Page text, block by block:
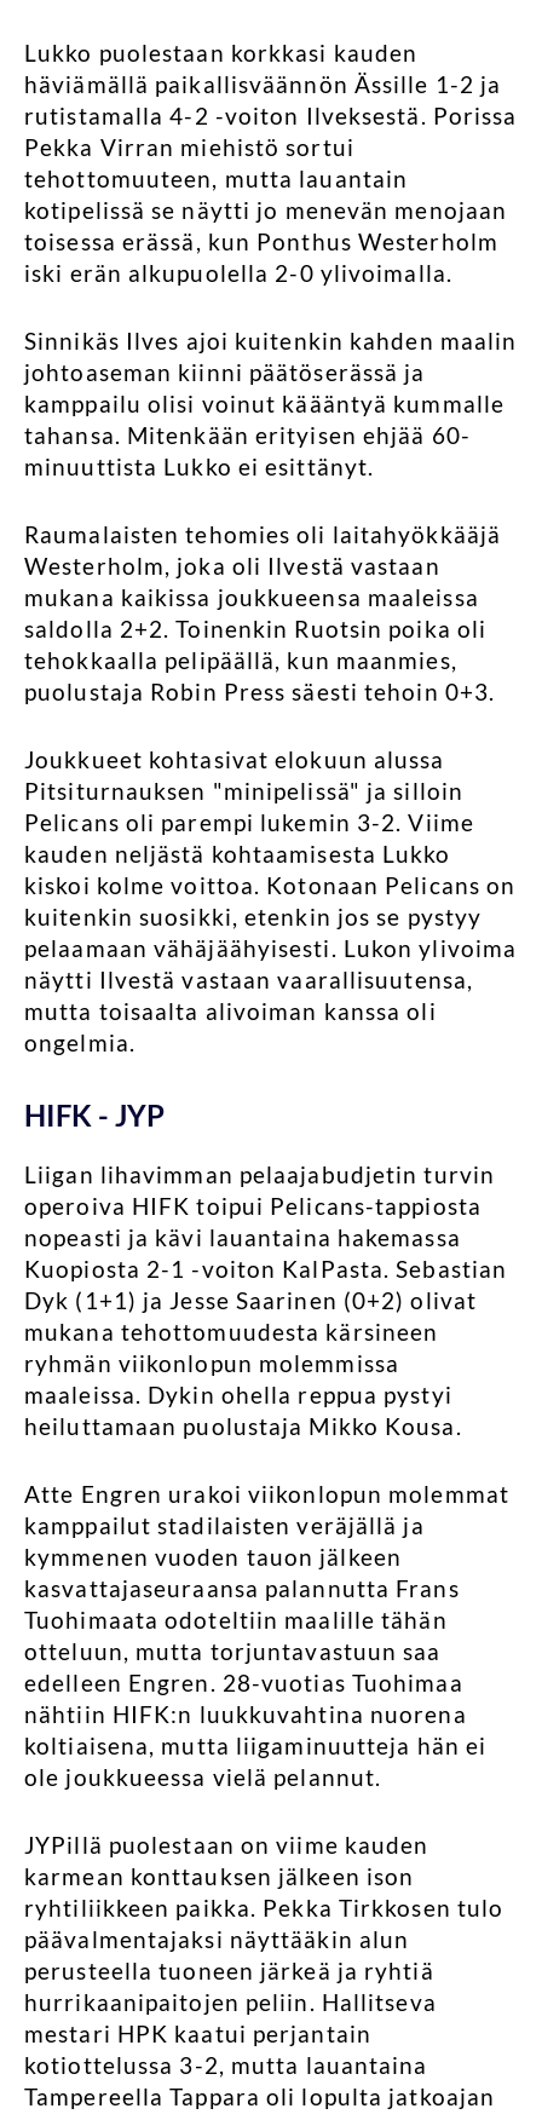
Lukko puolestaan korkkasi kauden
häviämällä paikallisväännön Ässille 1-2 ja
rutistamalla 4-2 -voiton Ilveksestä. Porissa
Pekka Virran miehistö sortui
tehottomuuteen, mutta lauantain
kotipelissä se näytti jo menevän menojaan
toisessa erässä, kun Ponthus Westerholm
iski erän alkupuolella 2-0 ylivoimalla.
Sinnikäs Ilves ajoi kuitenkin kahden maalin
johtoaseman kiinni päätöserässä ja
kamppailu olisi voinut käääntyä kummalle
tahansa. Mitenkään erityisen ehjää 60-
minuuttista Lukko ei esittänyt.
Raumalaisten tehomies oli laitahyökkääjä
Westerholm, joka oli Ilvestä vastaan
mukana kaikissa joukkueensa maaleissa
saldolla 2+2. Toinenkin Ruotsin poika oli
tehokkaalla pelipäällä, kun maanmies,
puolustaja Robin Press säesti tehoin 0+3.
Joukkueet kohtasivat elokuun alussa
Pitsiturnauksen "minipelissä" ja silloin
Pelicans oli parempi lukemin 3-2. Viime
kauden neljästä kohtaamisesta Lukko
kiskoi kolme voittoa. Kotonaan Pelicans on
kuitenkin suosikki, etenkin jos se pystyy
pelaamaan vähäjäähyisesti. Lukon ylivoima
näytti Ilvestä vastaan vaarallisuutensa,
mutta toisaalta alivoiman kanssa oli
ongelmia.
HIFK - JYP
Liigan lihavimman pelaajabudjetin turvin
operoiva HIFK toipui Pelicans-tappiosta
nopeasti ja kävi lauantaina hakemassa
Kuopiosta 2-1 -voiton KalPasta. Sebastian
Dyk (1+1) ja Jesse Saarinen (0+2) olivat
mukana tehottomuudesta kärsineen
ryhmän viikonlopun molemmissa
maaleissa. Dykin ohella reppua pystyi
heiluttamaan puolustaja Mikko Kousa.
Atte Engren urakoi viikonlopun molemmat
kamppailut stadilaisten veräjällä ja
kymmenen vuoden tauon jälkeen
kasvattajaseuraansa palannutta Frans
Tuohimaata odoteltiin maalille tähän
otteluun, mutta torjuntavastuun saa
edelleen Engren. 28-vuotias Tuohimaa
nähtiin HIFK:n luukkuvahtina nuorena
koltiaisena, mutta liigaminuutteja hän ei
ole joukkueessa vielä pelannut.
JYPillä puolestaan on viime kauden
karmean konttauksen jälkeen ison
ryhtiliikkeen paikka. Pekka Tirkkosen tulo
päävalmentajaksi näyttääkin alun
perusteella tuoneen järkeä ja ryhtiä
hurrikaanipaitojen peliin. Hallitseva
mestari HPK kaatui perjantain
kotiottelussa 3-2, mutta lauantaina
Tampereella Tappara oli lopulta jatkoajan